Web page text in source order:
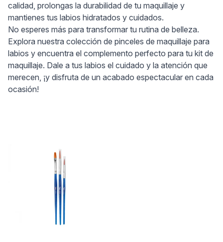
calidad, prolongas la durabilidad de tu maquillaje y
mantienes tus labios hidratados y cuidados.
No esperes más para transformar tu rutina de belleza.
Explora nuestra colección de pinceles de maquillaje para
labios y encuentra el complemento perfecto para tu kit de
maquillaje. Dale a tus labios el cuidado y la atención que
merecen, ¡y disfruta de un acabado espectacular en cada
ocasión!